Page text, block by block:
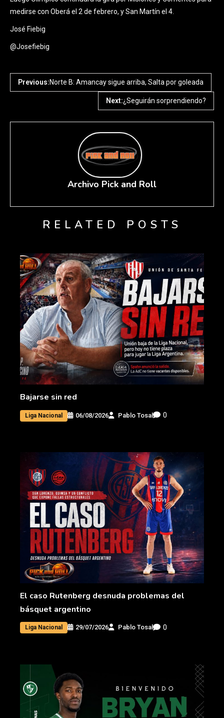
medirse con Oberá el 2 de febrero, y San Martín el 4.
José Fiebig
@Josefiebig
Previous:Norte B: Amancay sigue arriba, Salta por goleada
Next:¿Seguirán sorprendiendo?
Archivo Pick and Roll
RELATED POSTS
Bajarse sin red
Liga Nacional 06/08/2026 Pablo Tosal 0
El caso Rutenberg desnuda problemas del
básquet argentino
Liga Nacional 29/07/2026 Pablo Tosal 0